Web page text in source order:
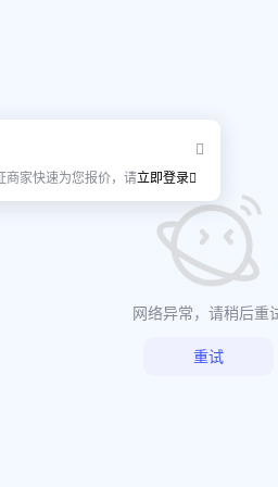
商家快速为您报价，请立即登录
网络异常，请稍后重
重试